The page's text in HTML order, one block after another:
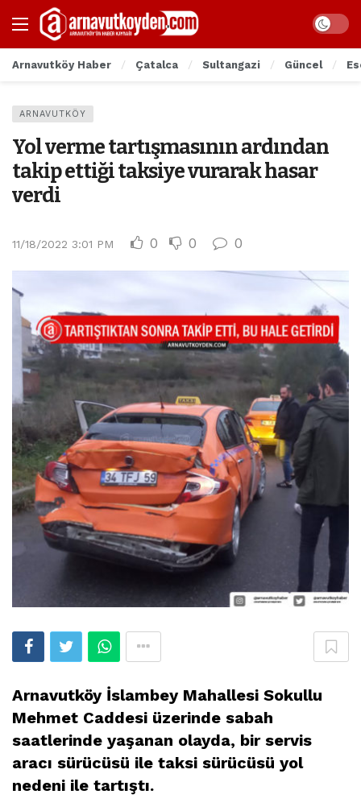
Arnavutköy Haber Çatalca Sultangazi Güncel
ARNAVUTKÖY
Yol verme tartışmasının ardından
takip ettiği taksiye vurarak hasar
verdi
11/18/2022 3:01 PM 0 0 0
Arnavutköy İslambey Mahallesi Sokullu
Mehmet Caddesi üzerinde sabah
saatlerinde yaşanan olayda, bir servis
aracı sürücüsü ile taksi sürücüsü yol
nedeni ile tartıştı.